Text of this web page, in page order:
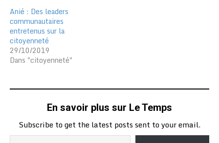
Anié : Des leaders
communautaires
entretenus sur la
citoyenneté
29/10/2019
Dans "citoyenneté"
En savoir plus sur Le Temps
Subscribe to get the latest posts sent to your email.